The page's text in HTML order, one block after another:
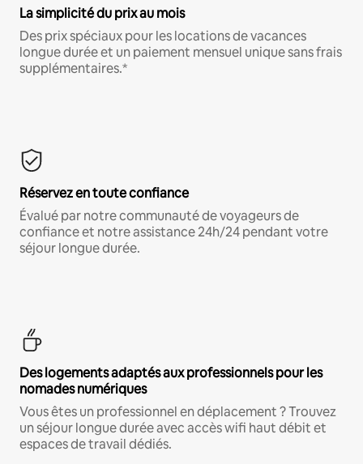
La simplicité du prix au mois
Des prix spéciaux pour les locations de vacances
longue durée et un paiement mensuel unique sans frais
supplémentaires.*
Réservez en toute confiance
Évalué par notre communauté de voyageurs de
confiance et notre assistance 24h/24 pendant votre
séjour longue durée.
Des logements adaptés aux professionnels pour les
nomades numériques
Vous êtes un professionnel en déplacement ? Trouvez
un séjour longue durée avec accès wifi haut débit et
espaces de travail dédiés.